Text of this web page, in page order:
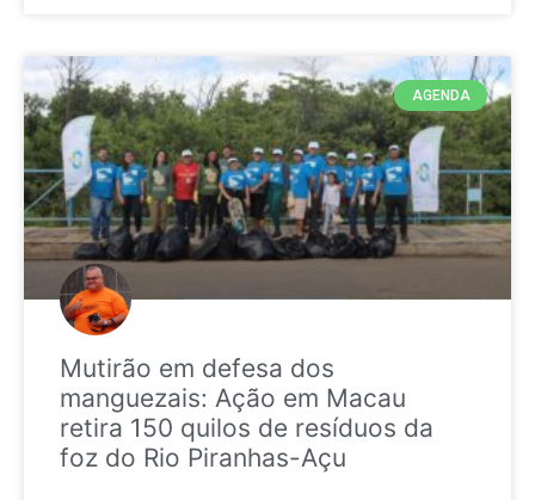
AGENDA
Mutirão em defesa dos
manguezais: Ação em Macau
retira 150 quilos de resíduos da
foz do Rio Piranhas-Açu